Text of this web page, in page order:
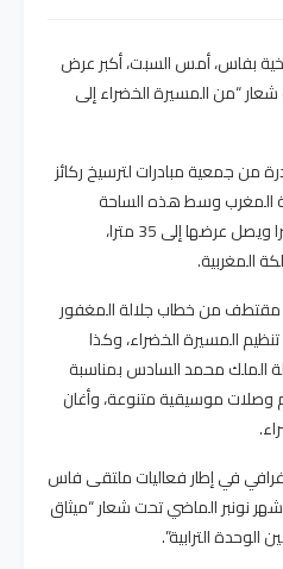
بفاس، أمس السبت، أكبر عرض
“من المسيرة الخضراء إلى
من جمعية مبادرات لترسيخ ركائز
المغرب وسط هذه الساحة
التاريخية، حيث يبلغ طولها 50 مترا ويصل عرضها إلى 35 مترا،
المغربية.
مقتطف من خطاب جلالة المغفور
المسيرة الخضراء، وكذا
الملك محمد السادس بمناسبة
وصلات موسيقية متنوعة، وأغان
في إطار فعاليات ملتقى فاس
نونبر الماضي تحت شعار “ميثاق
الترابية”.